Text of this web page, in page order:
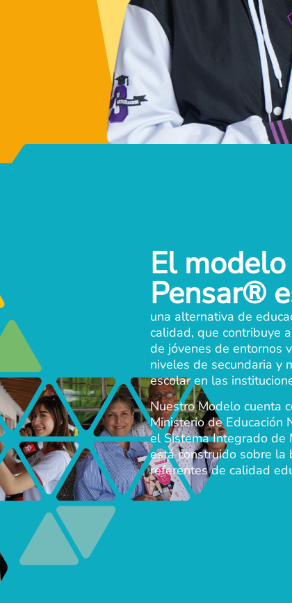
El
Pensar®
una alternativa de
calidad, que contribuye
de jóvenes de entornos
niveles de secundaria y
escolar en las
Nuestro Modelo cuenta
Ministerio de Educación
el Sistema Integrado de
está construido sobre la
referentes de calidad